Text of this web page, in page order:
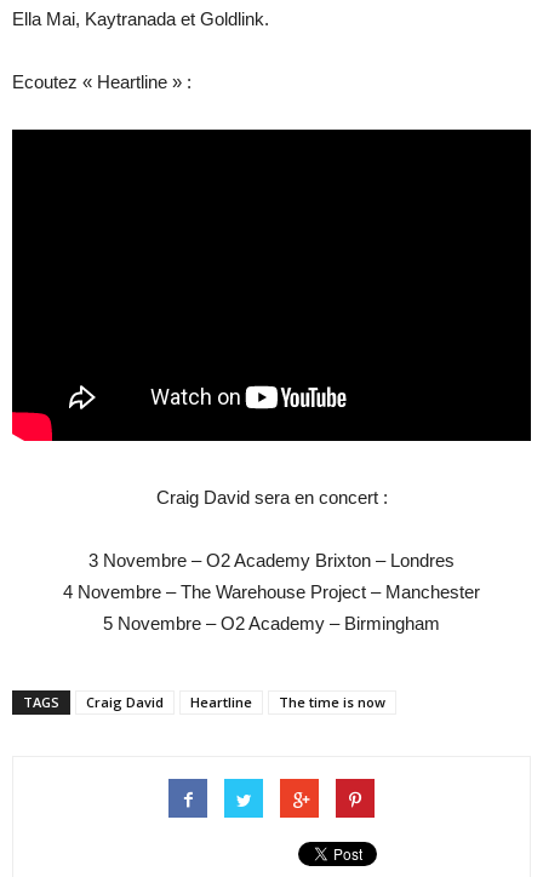
Ella Mai, Kaytranada et Goldlink.
Ecoutez « Heartline » :
Craig David sera en concert :
3 Novembre – O2 Academy Brixton – Londres
4 Novembre – The Warehouse Project – Manchester
5 Novembre – O2 Academy – Birmingham
TAGS Craig David Heartline The time is now